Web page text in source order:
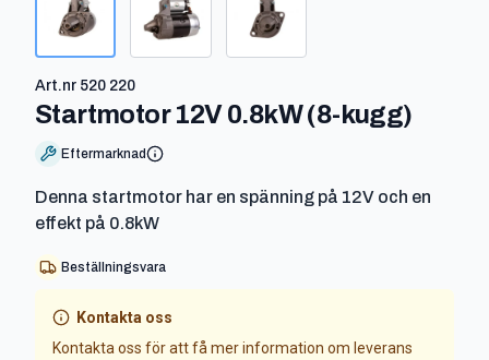
Art.nr 520 220
Startmotor 12V 0.8kW (8-kugg)-
Eftermarknad
Denna startmotor har en spänning på 12V och en
effekt på 0.8kW
Beställningsvara
Kontakta oss
Kontakta oss för att få mer information om leverans